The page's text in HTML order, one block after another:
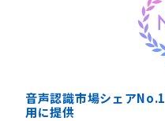
音声認識市場シェアNo.1
用に提供